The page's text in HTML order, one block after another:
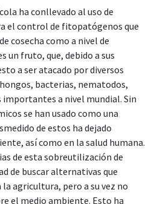
ha conllevado al uso de
el control de fitopatógenos que
cosecha como a nivel de
un fruto, que, debido a sus
a ser atacado por diversos
bacterias, nematodos,
importantes a nivel mundial. Sin
se han usado como una
de estos ha dejado
así como en la salud humana.
de esta sobreutilización de
de buscar alternativas que
agricultura, pero a su vez no
el medio ambiente. Esto ha